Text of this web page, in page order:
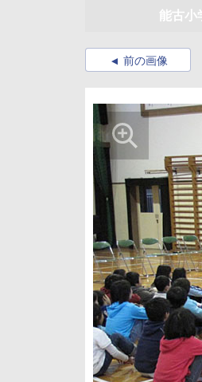
能古小
前の画像